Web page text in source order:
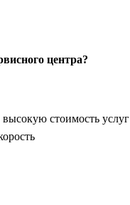
центра?
высокую стоимость услуг